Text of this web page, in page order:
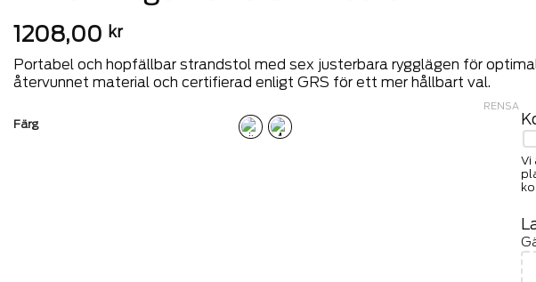
1208,00 kr
Portabel och hopfällbar strandstol med sex justerbara rygglägen för
återvunnet material och certifierad enligt GRS för ett mer hållbart val.
Vi
Färg
RENSA